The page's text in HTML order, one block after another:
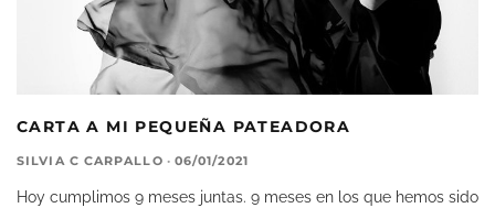
CARTA A MI PEQUEÑA PATEADORA
SILVIA C CARPALLO · 06/01/2021
Hoy cumplimos 9 meses juntas. 9 meses en los que hemos sido